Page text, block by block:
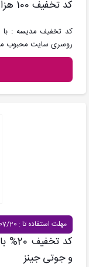
کد تخفیف 100 هزار تومانی خرید شال و روسری مدیسه
روسری سایت محبوب
مهلت استفاده تا : 1404/07/20
کد
و جوتی جینز